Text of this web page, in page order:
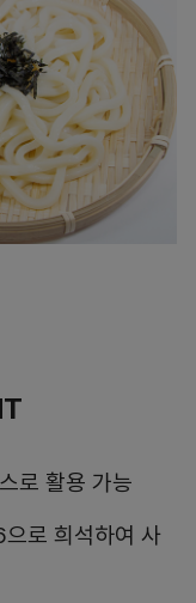
로 활용 가능
로 희석하여 사